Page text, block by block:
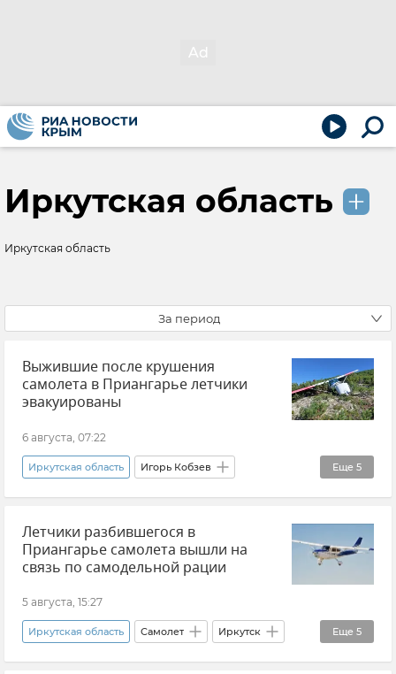
Иркутская область
Иркутская область
За период
Выжившие после крушения
самолета в Приангарье летчики
эвакуированы
6 августа, 07:22
Еще 5
Иркутская область Игорь Кобзев
Происшествия Авиация
Авиакатастрофа Крушение самолета
Новости
Летчики разбившегося в
Приангарье самолета вышли на
связь по самодельной рации
5 августа, 15:27
Еще 5
Иркутская область Самолет Иркутск
Авиация Авиасообщение